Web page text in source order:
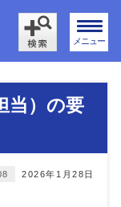
メニュー
当）の要
2026年1月28日